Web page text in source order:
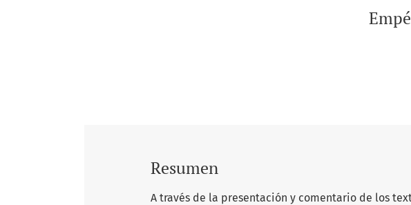
Resumen
A través de la presentación y comentario de los